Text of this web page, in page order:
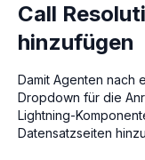
Call
hinzufügen
Damit Agenten nach
Dropdown für die
Lightning-
Datensatzseiten